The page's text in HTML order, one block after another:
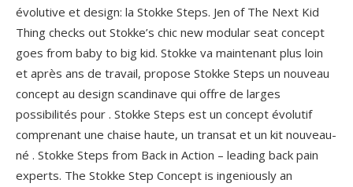
évolutive et design: la Stokke Steps. Jen of The Next Kid
Thing checks out Stokke’s chic new modular seat concept
goes from baby to big kid. Stokke va maintenant plus loin
et après ans de travail, propose Stokke Steps un nouveau
concept au design scandinave qui offre de larges
possibilités pour . Stokke Steps est un concept évolutif
comprenant une chaise haute, un transat et un kit nouveau-
né . Stokke Steps from Back in Action – leading back pain
experts. The Stokke Step Concept is ingeniously an